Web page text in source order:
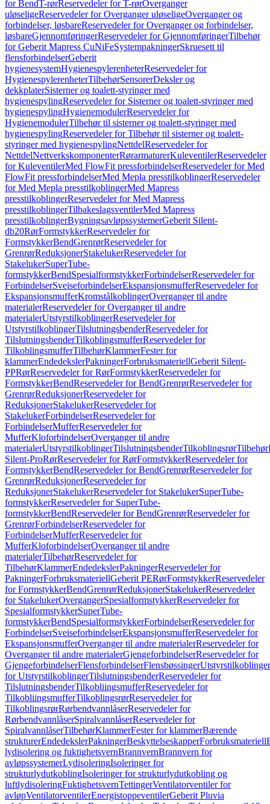
for BendT-rørReservedeler for T-rørOverganger
uløseligeReservedeler for Overganger uløseligeOverganger og
forbindelser, løsbareReservedeler for Overganger og forbindelser,
løsbareGjennomføringerReservedeler for GjennomføringerTilbehør
for Geberit Mapress CuNiFeSystempakningerSkruesett til
flensforbindelserGeberit
hygienesystemHygienespylerenheterReservedeler for
HygienespylerenheterTilbehørSensorerDeksler og
dekkplaterSisterner og toalett-styringer med
hygienespylingReservedeler for Sisterner og toalett-styringer med
hygienespylingHygienemodulerReservedeler for
HygienemodulerTilbehør til sisterner og toalett-styringer med
hygienespylingReservedeler for Tilbehør til sisterner og toalett-
styringer med hygienespylingNettdelReservedeler for
NettdelNettverkskomponenterRørarmaturerKuleventilerReservedeler
for KuleventilerMed FlowFit pressforbindelserReservedeler for Med
FlowFit pressforbindelserMed Mepla presstilkoblingerReservedeler
for Med Mepla presstilkoblingerMed Mapress
presstilkoblingerReservedeler for Med Mapress
presstilkoblingerTilbakeslagsventilerMed Mapress
presstilkoblingerBygningsavløpssystemerGeberit Silent-
db20RørFormstykkerReservedeler for
FormstykkerBendGrenrørReservedeler for
GrenrørReduksjonerStakelukerReservedeler for
StakelukerSuperTube-
formstykkerBendSpesialformstykkerForbindelserReservedeler for
ForbindelserSveiseforbindelserEkspansjonsmufferReservedeler for
EkspansjonsmufferKromstålkoblingerOverganger til andre
materialerReservedeler for Overganger til andre
materialerUtstyrstilkoblingerReservedeler for
UtstyrstilkoblingerTilslutningsbenderReservedeler for
TilslutningsbenderTilkoblingsmufferReservedeler for
TilkoblingsmufferTilbehørKlammerFester for
klammerEndedekslerPakningerForbruksmateriellGeberit Silent-
PPRørReservedeler for RørFormstykkerReservedeler for
FormstykkerBendReservedeler for BendGrenrørReservedeler for
GrenrørReduksjonerReservedeler for
ReduksjonerStakelukerReservedeler for
StakelukerForbindelserReservedeler for
ForbindelserMufferReservedeler for
MufferKloforbindelserOverganger til andre
materialerUtstyrstilkoblingerTilslutningsbenderTilkoblingsrørTilbehør
Silent-ProRørReservedeler for RørFormstykkerReservedeler for
FormstykkerBendReservedeler for BendGrenrørReservedeler for
GrenrørReduksjonerReservedeler for
ReduksjonerStakelukerReservedeler for StakelukerSuperTube-
formstykkerReservedeler for SuperTube-
formstykkerBendReservedeler for BendGrenrørReservedeler for
GrenrørForbindelserReservedeler for
ForbindelserMufferReservedeler for
MufferKloforbindelserOverganger til andre
materialerTilbehørReservedeler for
TilbehørKlammerEndedekslerPakningerReservedeler for
PakningerForbruksmateriellGeberit PERørFormstykkerReservedeler
for FormstykkerBendGrenrørReduksjonerStakelukerReservedeler
for StakelukerOvergangerSpesialformstykkerReservedeler for
SpesialformstykkerSuperTube-
formstykkerBendSpesialformstykkerForbindelserReservedeler for
ForbindelserSveiseforbindelserEkspansjonsmufferReservedeler for
EkspansjonsmufferOverganger til andre materialerReservedeler for
Overganger til andre materialerGjengeforbindelserReservedeler for
GjengeforbindelserFlensforbindelserFlensbøssingerUtstyrstilkoblinger
for UtstyrstilkoblingerTilslutningsbenderReservedeler for
TilslutningsbenderTilkobliingsmufferReservedeler for
TilkobliingsmufferTilkoblingsrørReservedeler for
TilkoblingsrørRørbendvannlåserReservedeler for
RørbendvannlåserSpiralvannlåserReservedeler for
SpiralvannlåserTilbehørKlammerFester for klammerBærende
strukturerEndedekslerPakningerBeskyttelseskapperForbruksmateriell
lydisolering og fuktighetsvernBrannvernBrannvern for
avløpssystemerLydisoleringIsoleringer for
strukturlydutkoblingIsoleringer for strukturlydutkobling og
luftlydisoleringFuktighetsvernTettingerVentilatorventiler for
avløpVentilatorventilerEnergistoppeventilerGeberit Pluvia